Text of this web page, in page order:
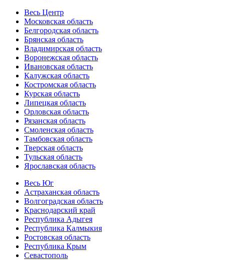
Весь Центр
Московская область
Белгородская область
Брянская область
Владимирская область
Воронежская область
Ивановская область
Калужская область
Костромская область
Курская область
Липецкая область
Орловская область
Рязанская область
Смоленская область
Тамбовская область
Тверская область
Тульская область
Ярославская область
Весь Юг
Астраханская область
Волгоградская область
Краснодарский край
Республика Адыгея
Республика Калмыкия
Ростовская область
Республика Крым
Севастополь